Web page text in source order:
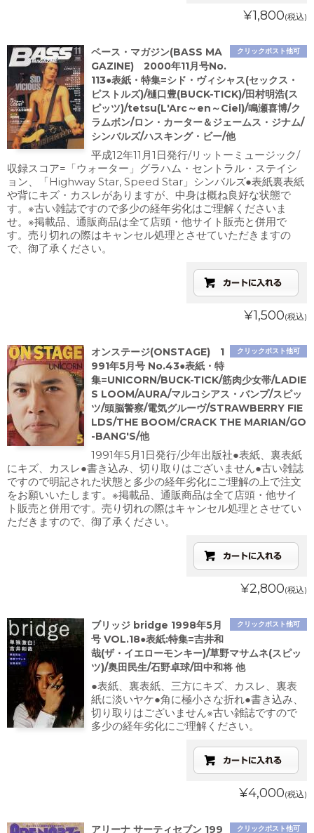
¥1,800(税込)
クリックポスト他可
ベース・マガジン(BASS MA
GAZINE) 2000年11月号No.
113●表紙・特集=シド・ヴィシャス(セックス・
ピストルズ)/樋口豊(BUCK-TICK)/田村明浩(ス
ピッツ)/tetsu(L'Arc～en～Ciel)/鳴瀬喜博/ク
ラムボン/ロン・カーター＆ジェームス・ジナム/
シンバルズ/ハスキング・ビー/他
平成12年11月1日発行/リットーミュージック/
収録スコア=「ウォーター」グラハム・セントラル・ステイシ
ョン、「Highway Star, Speed Star」シンバルズ●表紙裏表紙
や背にキズ・カスレがありますが、中身は概ね良好な状態で
す。※古い雑誌ですので多少の経年劣化はご理解くださいま
せ。※掲載品、通販商品は全て店頭・他サイト販売と併用で
す。売り切れの際はキャンセル処理とさせていただきますの
で、御了承ください。
¥1,500(税込)
クリックポスト他可
オンステージ(ONSTAGE) 1
991年5月号 No.43●表紙・特
集=UNICORN/BUCK-TICK/筋肉少女帯/LADIE
S LOOM/AURA/マルコシアス・バンプ/スピッ
ツ/頭脳警察/電気グルーヴ/STRAWBERRY FIE
LDS/THE BOOM/CRACK THE MARIAN/GO
-BANG'S/他
1991年5月1日発行/少年出版社●表紙、裏表紙
にキズ、カスレ●書き込み、切り取りはございません●古い雑誌
ですので明記された状態と多少の経年劣化にご理解の上で注文
をお願いいたします。※掲載品、通販商品は全て店頭・他サイ
ト販売と併用です。売り切れの際はキャンセル処理とさせてい
ただきますので、御了承ください。
¥2,800(税込)
クリックポスト他可
ブリッジ bridge 1998年5月
号 VOL.18●表紙:特集=吉井和
哉(ザ・イエローモンキー)/草野マサムネ(スピッ
ツ)/奥田民生/石野卓球/田中和将 他
●表紙、裏表紙、三方にキズ、カスレ、裏表
紙に淡いヤケ●角に極小さな折れ●書き込み、
切り取りはございません※古い雑誌ですので
多少の経年劣化にご理解ください。
¥4,000(税込)
クリックポスト他可
アリーナ サーティセブン 199